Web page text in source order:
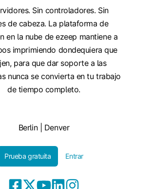
Sin controladores. Sin
de cabeza. La plataforma de
en la nube de ezeep mantiene a
imprimiendo dondequiera que
para que dar soporte a las
nunca se convierta en tu trabajo
de tiempo completo.
Berlin | Denver
Prueba gratuita Entrar